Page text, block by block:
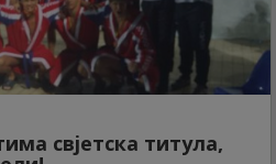
свјетска титула,